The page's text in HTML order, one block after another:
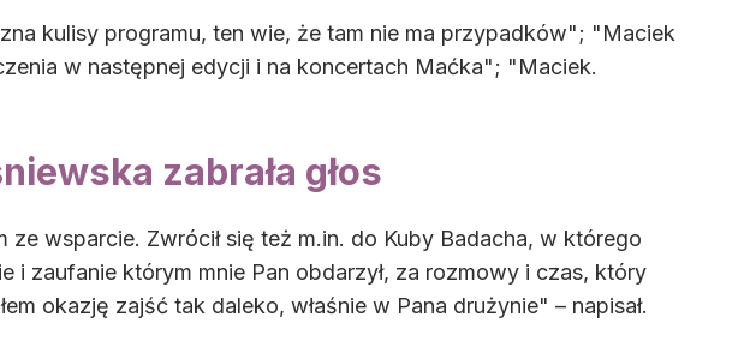
kulisy programu, ten wie, że tam nie ma przypadków"; "Maciek
w następnej edycji i na koncertach Maćka"; "Maciek.
zabrała głos
wsparcie. Zwrócił się też m.in. do Kuby Badacha, w którego
zaufanie którym mnie Pan obdarzył, za rozmowy i czas, który
okazję zajść tak daleko, właśnie w Pana drużynie" – napisał.